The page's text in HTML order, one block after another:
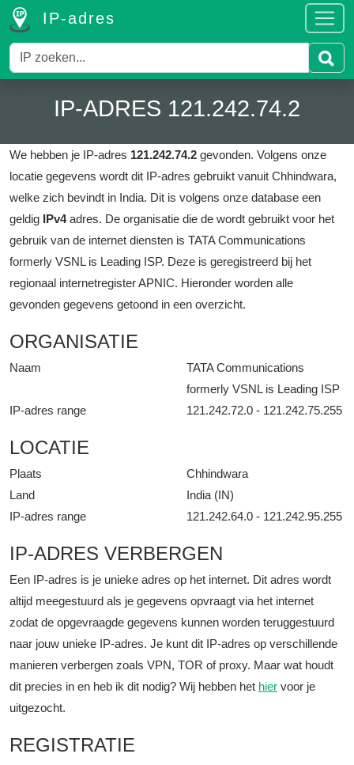
IP-adres
IP-ADRES 121.242.74.2
We hebben je IP-adres 121.242.74.2 gevonden. Volgens onze
locatie gegevens wordt dit IP-adres gebruikt vanuit Chhindwara,
welke zich bevindt in India. Dit is volgens onze database een
geldig IPv4adres. De organisatie die de wordt gebruikt voor het
gebruik van de internet diensten is TATA Communications
formerly VSNL is Leading ISP. Deze is geregistreerd bij het
regionaal internetregister APNIC. Hieronder worden alle
gevonden gegevens getoond in een overzicht.
ORGANISATIE
Naam
TATA Communications
formerly VSNL is Leading ISP
IP-adres range
121.242.72.0 - 121.242.75.255
LOCATIE
Plaats
Chhindwara
Land
India (IN)
IP-adres range
121.242.64.0 - 121.242.95.255
IP-ADRES VERBERGEN
Een IP-adres is je unieke adres op het internet. Dit adres wordt
altijd meegestuurd als je gegevens opvraagt via het internet
zodat de opgevraagde gegevens kunnen worden teruggestuurd
naar jouw unieke IP-adres. Je kunt dit IP-adres op verschillende
manieren verbergen zoals VPN, TOR of proxy. Maar wat houdt
dit precies in en heb ik dit nodig? Wij hebben het hier voor je
uitgezocht.
REGISTRATIE